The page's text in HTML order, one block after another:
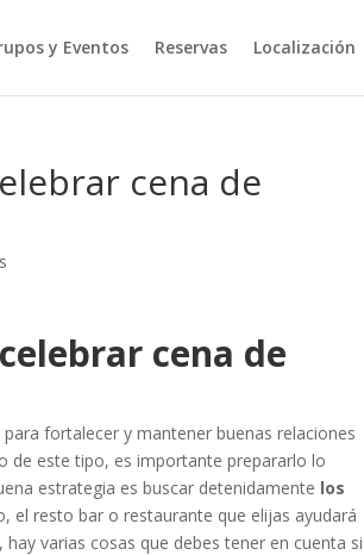
y Eventos Reservas Localización
cena de
cena de
fortalecer y mantener buenas relaciones
de este tipo, es importante prepararlo lo
estrategia es buscar detenidamente los
el resto bar o restaurante que elijas ayudará
varias cosas que debes tener en cuenta si